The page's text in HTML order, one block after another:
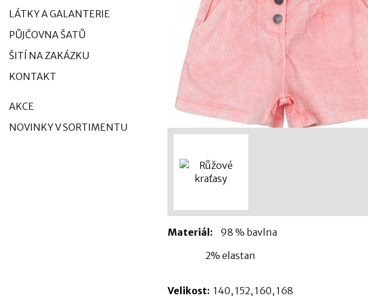
Materiál: 98 % bavlna
2% elastan
Velikost: 140, 152, 160, 168
LÁTKY A GALANTERIE
PŮJČOVNA ŠATŮ
ŠITÍ NA ZAKÁZKU
KONTAKT
AKCE
NOVINKY V SORTIMENTU